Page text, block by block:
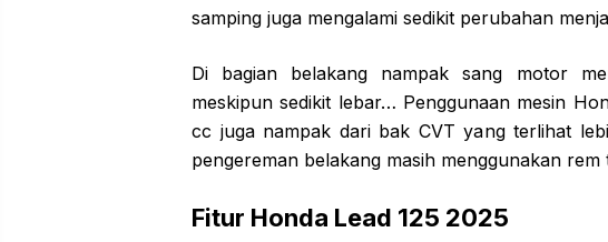
samping juga mengalami sedikit perubahan
Di bagian belakang nampak sang motor
meskipun sedikit lebar… Penggunaan mesin
cc juga nampak dari bak CVT yang terlihat
pengereman belakang masih menggunakan
Fitur Honda Lead 125 2025